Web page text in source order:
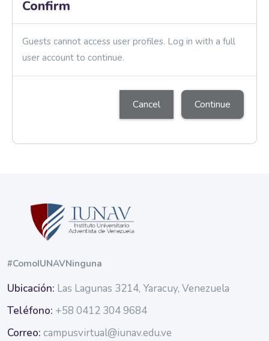
Confirm
Guests cannot access user profiles. Log in with a full
user account to continue.
Cancel Continue
#ComoIUNAVNinguna
Ubicación: Las Lagunas 3214, Yaracuy, Venezuela
Teléfono: +58 0412 304 9684
Correo: campusvirtual@iunav.edu.ve